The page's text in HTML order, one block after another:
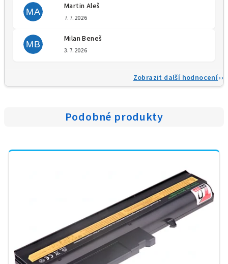
MA
Martin Aleš
7.7.2026
MB
Milan Beneš
3.7.2026
Zobrazit další hodnocení
Podobné produkty